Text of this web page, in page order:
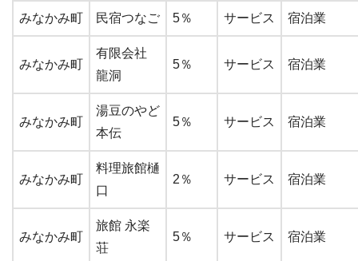
みなかみ町 民宿つなご 5％ サービス 宿泊業
みなかみ町
有限会社
龍洞
5％ サービス 宿泊業
みなかみ町
湯豆のやど
本伝
5％ サービス 宿泊業
みなかみ町
料理旅館樋
口
2％ サービス 宿泊業
みなかみ町
旅館 永楽
荘
5％ サービス 宿泊業